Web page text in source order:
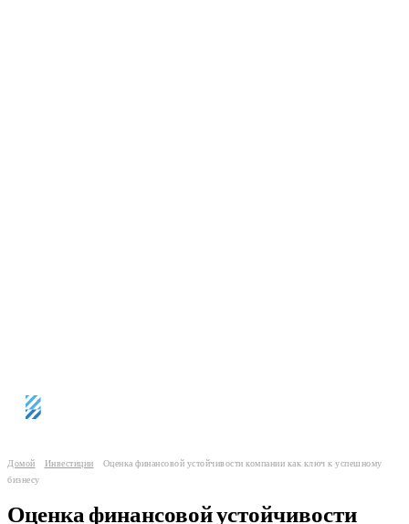
Домой Инвестиции
Оценка финансовой устойчивости компании как ключ к успешному
бизнесу
Оценка финансовой устойчивости